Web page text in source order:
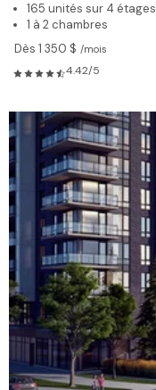
165 unités sur 4 étages
1 à 2 chambres
Dès 1 350 $ /mois
4.42/5